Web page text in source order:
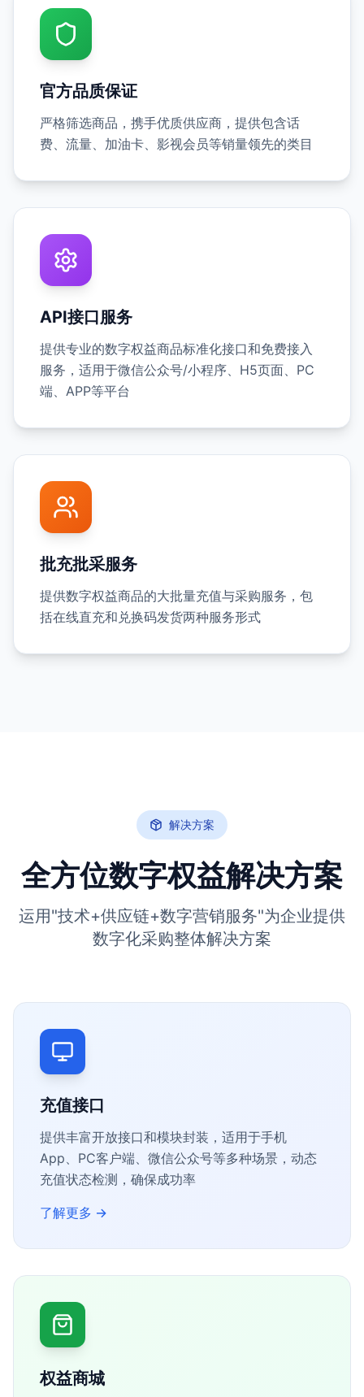
官方品质保证
严格筛选商品，携手优质供应商，提供包含话
费、流量、加油卡、影视会员等销量领先的类目
API接口服务
提供专业的数字权益商品标准化接口和免费接入
服务，适用于微信公众号/小程序、H5页面、PC
端、APP等平台
批充批采服务
提供数字权益商品的大批量充值与采购服务，包
括在线直充和兑换码发货两种服务形式
解决方案
全方位数字权益解决方案
运用"技术+供应链+数字营销服务"为企业提供
数字化采购整体解决方案
充值接口
提供丰富开放接口和模块封装，适用于手机
App、PC客户端、微信公众号等多种场景，动态
充值状态检测，确保成功率
了解更多 →
权益商城